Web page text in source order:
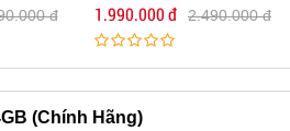
đ 1.990.000 đ 2.390.000 đ
(Chính Hãng)